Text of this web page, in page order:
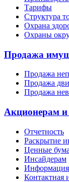
Тарифы
Структура
Охрана
Охраны
Продажа
Продажа
Продажа
Продажа
Акционерам и
Отчетность
Раскрытие
Ценные
Инсайдерам
Информация
Контактная